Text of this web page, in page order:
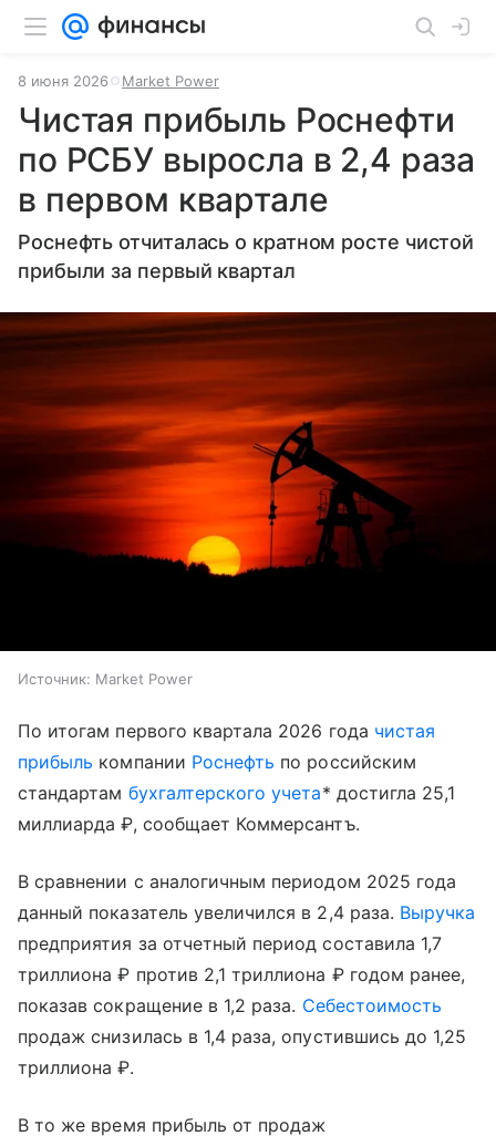
8 июня 2026 Market Power
Чистая прибыль Роснефти
по РСБУ выросла в 2,4 раза
в первом квартале
Роснефть отчиталась о кратном росте чистой
прибыли за первый квартал
Источник: Market Power
По итогам первого квартала 2026 года чистая
прибыль компании Роснефть по российским
стандартам бухгалтерского учета* достигла 25,1
миллиарда ₽, сообщает Коммерсантъ.
В сравнении с аналогичным периодом 2025 года
данный показатель увеличился в 2,4 раза. Выручка
предприятия за отчетный период составила 1,7
триллиона ₽ против 2,1 триллиона ₽ годом ранее,
показав сокращение в 1,2 раза. Себестоимость
продаж снизилась в 1,4 раза, опустившись до 1,25
триллиона ₽.
В то же время прибыль от продаж